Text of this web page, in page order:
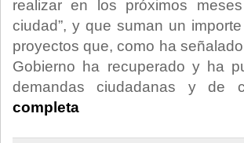
realizar en los próximos
ciudad”, y que suman un
proyectos que, como ha
Gobierno ha recuperado y ha
demandas ciudadanas y de
completa